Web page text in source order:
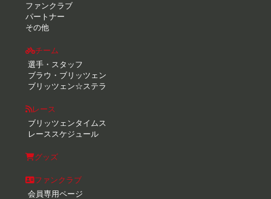
ファンクラブ
パートナー
その他
チーム
選手・スタッフ
ブラウ・ブリッツェン
ブリッツェン☆ステラ
レース
ブリッツェンタイムス
レーススケジュール
グッズ
ファンクラブ
会員専用ページ